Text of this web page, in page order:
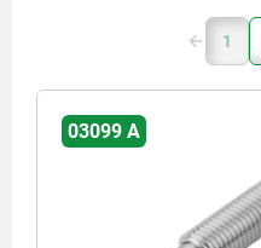
1
03099 A